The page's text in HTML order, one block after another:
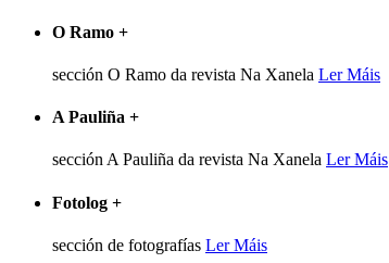
O Ramo +
sección O Ramo da revista Na Xanela Ler Máis
A Pauliña +
sección A Pauliña da revista Na Xanela Ler Máis
Fotolog +
sección de fotografías Ler Máis